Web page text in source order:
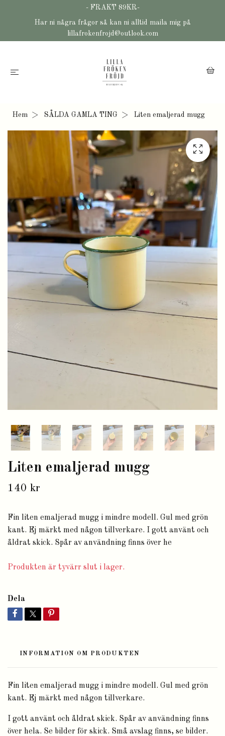
- FRAKT 89KR-
Har ni några frågor så kan ni alltid maila mig på
lillafrokenfrojd@outlook.com
Hem SÅLDA GAMLA TING Liten emaljerad mugg
Liten emaljerad mugg
140 kr
Fin liten emaljerad mugg i mindre modell. Gul med grön
kant. Ej märkt med någon tillverkare. I gott använt och
åldrat skick. Spår av användning finns över he
Produkten är tyvärr slut i lager.
Dela
INFORMATION OM PRODUKTEN
Fin liten emaljerad mugg i mindre modell. Gul med grön
kant. Ej märkt med någon tillverkare.
I gott använt och åldrat skick. Spår av användning finns
över hela. Se bilder för skick. Små avslag finns, se bilder.